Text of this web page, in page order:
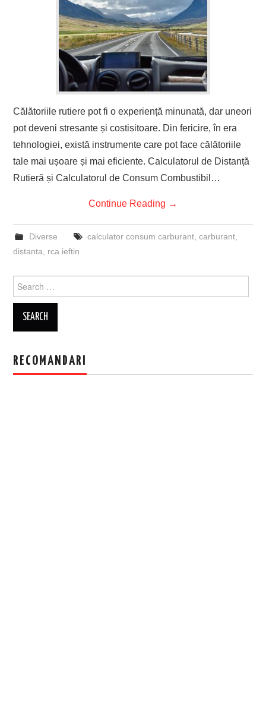
Călătoriile rutiere pot fi o experiență minunată, dar uneori
pot deveni stresante și costisitoare. Din fericire, în era
tehnologiei, există instrumente care pot face călătoriile
tale mai ușoare și mai eficiente. Calculatorul de Distanță
Rutieră și Calculatorul de Consum Combustibil…
Continue Reading →
Diverse calculator consum carburant, carburant,
distanta
rca ieftin
for:
RECOMANDARI